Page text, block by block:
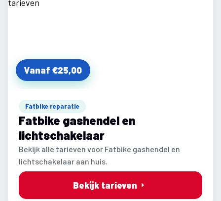
Vanaf €25,00
Fatbike reparatie
Fatbike gashendel en
lichtschakelaar
Bekijk alle tarieven voor Fatbike gashendel en
lichtschakelaar aan huis.
Bekijk tarieven